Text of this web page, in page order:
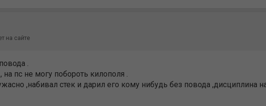
на сайте
.
на пс не могу побороть килополя .
,набивал стек и дарил его кому нибудь без повода ,дисциплина